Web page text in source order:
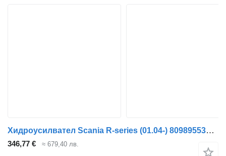
Хидроусилвател Scania R-series (01.04-) 8098955326 за влекач Scania P,G,R,T-series (2004-2017)
346,77 € ≈ 679,40 лв.